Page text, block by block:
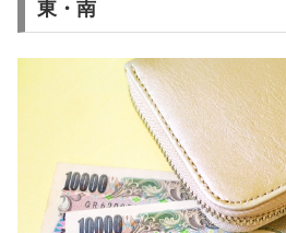
東・南